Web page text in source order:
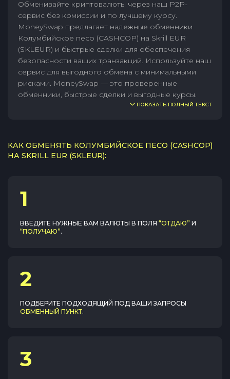
Обменивайте криптовалюты через наш P2P-
сервис без комиссии и по лучшему курсу.
MoneySwap предлагает надежные обменники
Колумбийское песо (CASHCOP) на Skrill EUR
(SKLEUR) и быстрые сделки для обеспечения
безопасности ваших транзакций. Используйте наш
сервис для выгодного обмена с минимальными
рисками. MoneySwap — это проверенные
обменники, быстрые сделки и выгодные курсы.
ПОКАЗАТЬ ПОЛНЫЙ ТЕКСТ
КАК ОБМЕНЯТЬ КОЛУМБИЙСКОЕ ПЕСО (CASHCOP)
НА SKRILL EUR (SKLEUR):
1
ВВЕДИТЕ НУЖНЫЕ ВАМ ВАЛЮТЫ В ПОЛЯ “ОТДАЮ” И
“ПОЛУЧАЮ”.
2
ПОДБЕРИТЕ ПОДХОДЯЩИЙ ПОД ВАШИ ЗАПРОСЫ
ОБМЕННЫЙ ПУНКТ.
3